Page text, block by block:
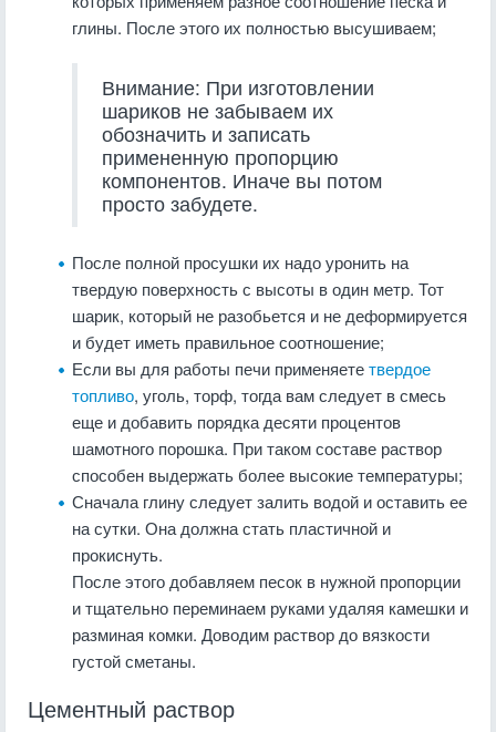
глины. После этого их полностью высушиваем;
Внимание: При изготовлении
шариков не забываем их
обозначить и записать
примененную пропорцию
компонентов. Иначе вы потом
просто забудете.
После полной просушки их надо уронить на
твердую поверхность с высоты в один метр. Тот
шарик, который не разобьется и не деформируется
и будет иметь правильное соотношение;
Если вы для работы печи применяететвердое
топливо, уголь, торф, тогда вам следует в смесь
еще и добавить порядка десяти процентов
шамотного порошка. При таком составе раствор
способен выдержать более высокие температуры;
Сначала глину следует залить водой и оставить ее
на сутки. Она должна стать пластичной и
прокиснуть.
После этого добавляем песок в нужной пропорции
и тщательно переминаем руками удаляя камешки и
разминая комки. Доводим раствор до вязкости
густой сметаны.
Цементный раствор